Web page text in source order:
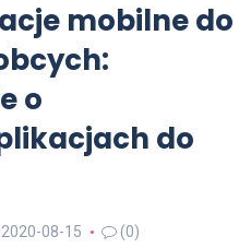
mobilne do
o
do
2020-08-15 (0)